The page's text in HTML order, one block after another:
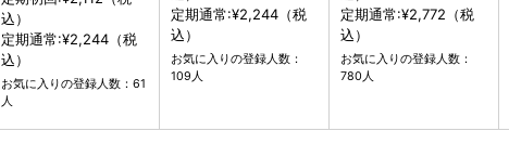
込）
定期通常:¥2,244（税
込）
お気に入りの登録人数：61
人
定期通常:¥2,244（税
込）
お気に入りの登録人数：
109人
定期通常:¥2,772（税
込）
お気に入りの登録人数：
780人